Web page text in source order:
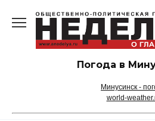
содержанию
Погода в
Минусинск -
world-